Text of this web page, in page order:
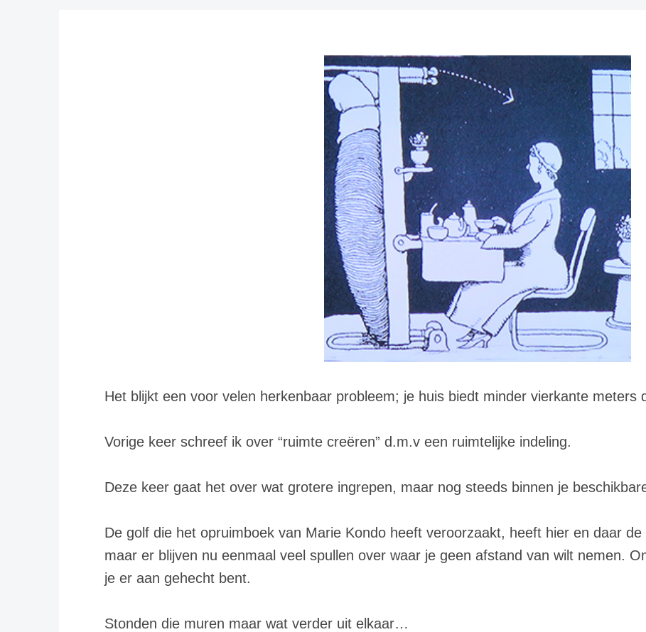
Het blijkt een voor velen herkenbaar probleem; je huis biedt minder vierkante meters
Vorige keer schreef ik over “ruimte creëren” d.m.v een ruimtelijke indeling.
Deze keer gaat het over wat grotere ingrepen, maar nog steeds binnen je
De golf die het opruimboek van Marie Kondo heeft veroorzaakt, heeft hier en daar
maar er blijven nu eenmaal veel spullen over waar je geen afstand van wilt nemen.
je er aan gehecht bent.
Stonden die muren maar wat verder uit elkaar…